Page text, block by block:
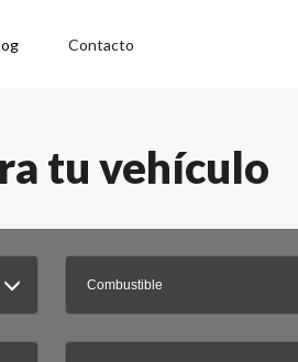
Contacto
tu vehículo
Combustible